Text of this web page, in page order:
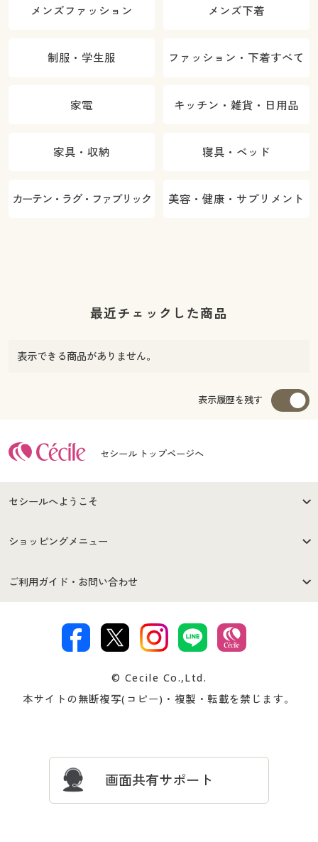
メンズファッション メンズ下着
制服・学生服 ファッション・下着すべて
家電 キッチン・雑貨・日用品
家具・収納 寝具・ベッド
カーテン・ラグ・ファブリック 美容・健康・サプリメント
最近チェックした商品
表示できる商品がありません。
表示履歴を残す
セシール トップページへ
セシールへようこそ
はじめての方へ
セシールご利用規約
著作権・商標について 会社案内
ショッピングメニュー
商品カテゴリ
プレゼント＆キャンペーン サイトマップ
ご利用ガイド・お問い合わせ
交換・返品は お支払は
ついて
忘れの場合
© Cecile Co.,Ltd.
本サイトの無断複写(コピー)・複製・転載を禁じます。
画面共有サポート